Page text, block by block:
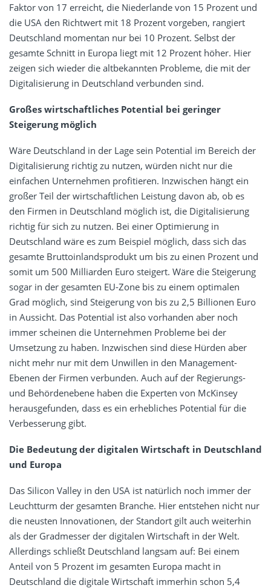
Faktor von 17 erreicht, die Niederlande von 15 Prozent und
die USA den Richtwert mit 18 Prozent vorgeben, rangiert
Deutschland momentan nur bei 10 Prozent. Selbst der
gesamte Schnitt in Europa liegt mit 12 Prozent höher. Hier
zeigen sich wieder die altbekannten Probleme, die mit der
Digitalisierung in Deutschland verbunden sind.
Großes wirtschaftliches Potential bei geringer
Steigerung möglich
Wäre Deutschland in der Lage sein Potential im Bereich der
Digitalisierung richtig zu nutzen, würden nicht nur die
einfachen Unternehmen profitieren. Inzwischen hängt ein
großer Teil der wirtschaftlichen Leistung davon ab, ob es
den Firmen in Deutschland möglich ist, die Digitalisierung
richtig für sich zu nutzen. Bei einer Optimierung in
Deutschland wäre es zum Beispiel möglich, dass sich das
gesamte Bruttoinlandsprodukt um bis zu einen Prozent und
somit um 500 Milliarden Euro steigert. Wäre die Steigerung
sogar in der gesamten EU-Zone bis zu einem optimalen
Grad möglich, sind Steigerung von bis zu 2,5 Billionen Euro
in Aussicht. Das Potential ist also vorhanden aber noch
immer scheinen die Unternehmen Probleme bei der
Umsetzung zu haben. Inzwischen sind diese Hürden aber
nicht mehr nur mit dem Unwillen in den Management-
Ebenen der Firmen verbunden. Auch auf der Regierungs-
und Behördenebene haben die Experten von McKinsey
herausgefunden, dass es ein erhebliches Potential für die
Verbesserung gibt.
Die Bedeutung der digitalen Wirtschaft in Deutschland
und Europa
Das Silicon Valley in den USA ist natürlich noch immer der
Leuchtturm der gesamten Branche. Hier entstehen nicht nur
die neusten Innovationen, der Standort gilt auch weiterhin
als der Gradmesser der digitalen Wirtschaft in der Welt.
Allerdings schließt Deutschland langsam auf: Bei einem
Anteil von 5 Prozent im gesamten Europa macht in
Deutschland die digitale Wirtschaft immerhin schon 5,4